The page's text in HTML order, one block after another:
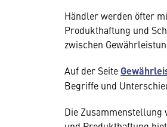
Händler werden öfter
Produkthaftung und
zwischen
Auf der Seite
Begriffe und
Die Zusammenstellung